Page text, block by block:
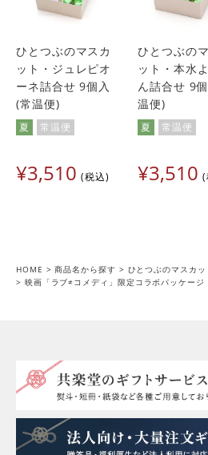
ひとつぶのマスカ
ット・ジュレピオ
ーネ詰合せ 9個入
(常温便)
夏 常温便
¥3,510 税込
ひとつぶの
ット・本水
ん詰合せ 9
温便)
夏 常温便
¥3,510
HOME 商品名から探す
ひとつぶのマスカ
映画「ラブ≠コメディ」限定コラボパッケー